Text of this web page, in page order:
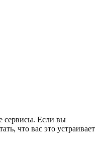
сервисы. Если вы
что вас это устраивает